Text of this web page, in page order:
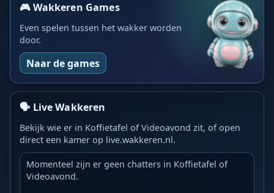
🎮 Wakkeren Games
Even spelen tussen het wakker worden
door.
Naar de games
🗣️ Live Wakkeren
Bekijk wie er in Koffietafel of Videoavond zit, of open
direct een kamer op live.wakkeren.nl.
Momenteel zijn er geen chatters in Koffietafel of
Videoavond.